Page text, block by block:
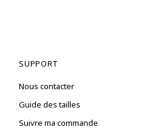
SUPPORT
Nous contacter
Guide des tailles
Suivre ma commande